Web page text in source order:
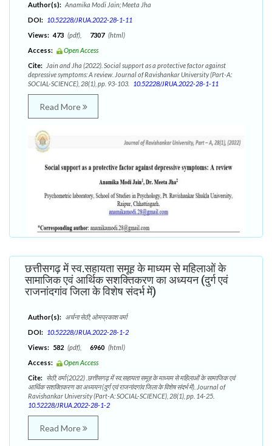
Author(s): Anamika Modi Jain; Meeta Jha
DOI: 10.52228/JRUA.2022-28-1-11
Views: 473 (pdf), 7307 (html)
Access:
Open Access
Cite:
Jain and Jha (2022). Social support as a protective factor against
depressive symptoms: A review. Journal of Ravishankar University (Part-A:
SOCIAL-SCIENCE), 28(1), pp. 93-103. 10.52228/JRUA.2022-28-1-11
Read More
छत्तीसगढ़ में स्व.सहायता समूह के माध्यम से महिलाओं के
सामाजिक एवं आर्थिक सशक्तिकरण का अध्ययन (दुर्ग एवं
राजनांदगांव जिला के विशेष संदर्भ में)
Author(s): अर्चना सेठी; ओमप्रकाश वर्मा
DOI: 10.52228/JRUA.2022-28-1-2
Views: 582 (pdf), 6960 (html)
Access:
Open Access
Cite: सेठी; वर्मा (2022) .छत्तीसगढ़ में स्व.सहायता समूह के माध्यम से महिलाओं के सामाजिक एवं
आर्थिक सशक्तिकरण का अध्ययन (दुर्ग एवं राजनांदगांव जिला के विशेष संदर्भ में). Journal of
Ravishankar University (Part-A: SOCIAL-SCIENCE), 28(1), pp. 14-25.
10.52228/JRUA.2022-28-1-2
Read More